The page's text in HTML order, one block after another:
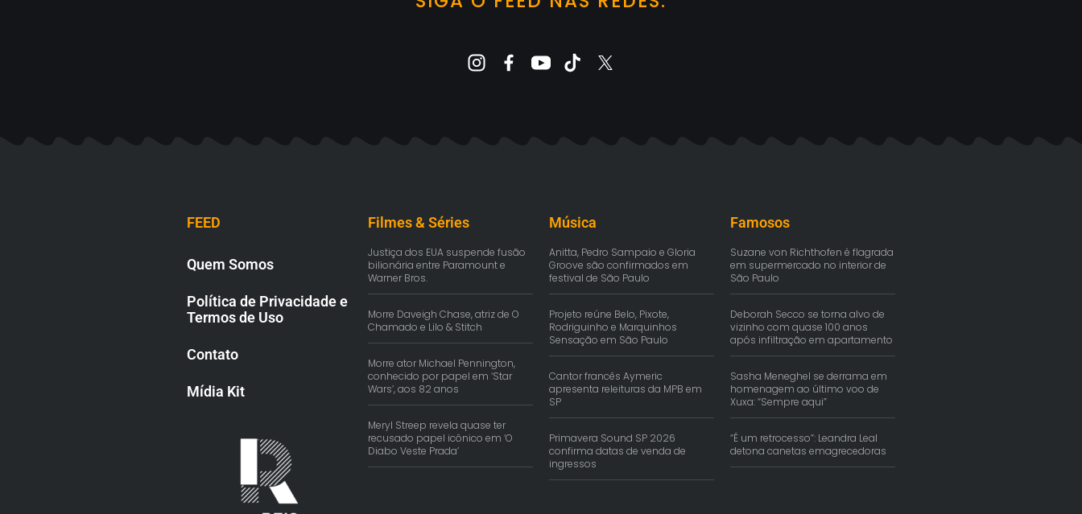
FEED
Quem Somos
Política de Privacidade e
Termos de Uso
Contato
Mídia Kit
Filmes & Séries
Justiça dos EUA suspende fusão
bilionária entre Paramount e
Warner Bros.
Morre Daveigh Chase, atriz de O
Chamado e Lilo & Stitch
Morre ator Michael Pennington,
conhecido por papel em ‘Star
Wars’, aos 82 anos
Meryl Streep revela quase ter
recusado papel icônico em ‘O
Diabo Veste Prada’
Música
Anitta, Pedro Sampaio e Gloria
Groove são confirmados em
festival de São Paulo
Projeto reúne Belo, Pixote,
Rodriguinho e Marquinhos
Sensação em São Paulo
Cantor francês Aymeric
apresenta releituras da MPB em
SP
Primavera Sound SP 2026
confirma datas de venda de
ingressos
Famosos
Suzane von Richthofen é flagrada
em supermercado no interior de
São Paulo
Deborah Secco se torna alvo de
vizinho com quase 100 anos
após infiltração em apartamento
Sasha Meneghel se derrama em
homenagem ao último voo de
Xuxa: “Sempre aqui”
“É um retrocesso”: Leandra Leal
detona canetas emagrecedoras